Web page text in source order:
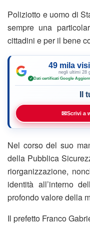
Poliziotto e uomo di
sempre una
cittadini e per il bene
49 mila
negli ultimi 28
✓ Dati certificati Google·
Il
✉Scrivi a
Nel corso del suo
della Pubblica
riorganizzazione,
identità all’interno
profondo valore della
Il prefetto Franco